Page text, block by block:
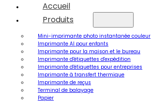
Accueil
Produits
Mini-imprimante photo instantanée couleur
Imprimante AI pour enfants
Imprimante pour la maison et le bureau
Imprimante d'étiquettes d'expédition
Imprimante d'étiquettes pour entreprises
Imprimante à transfert thermique
Imprimante de reçus
Terminal de balayage
Papier